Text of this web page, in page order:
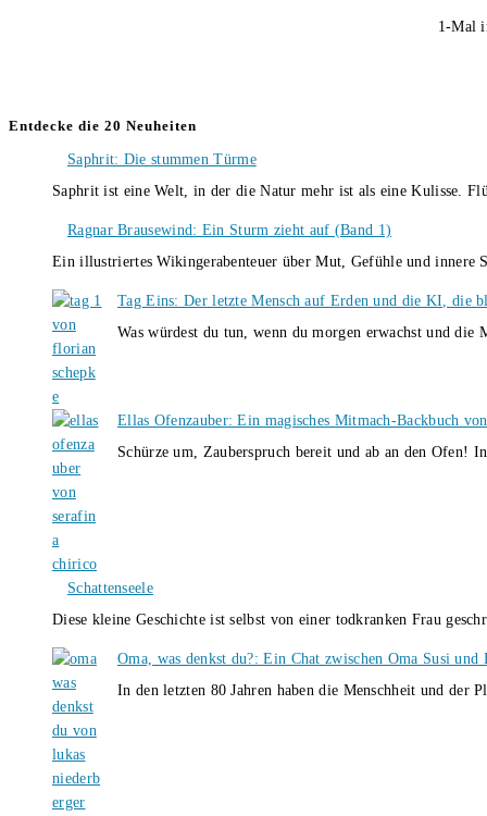
1-Mal
Entdecke die 20 Neuheiten
Saphrit: Die stummen Türme
Saphrit ist eine Welt, in der die Natur mehr ist als eine Kulisse.
Ragnar Brausewind: Ein Sturm zieht auf (Band 1)
Ein illustriertes Wikingerabenteuer über Mut, Gefühle und
Tag Eins: Der letzte Mensch auf Erden und die KI, die
Was würdest du tun, wenn du morgen erwachst und
Ellas Ofenzauber: Ein magisches Mitmach-Backbuch
Schürze um, Zauberspruch bereit und ab an den Ofen!
Schattenseele
Diese kleine Geschichte ist selbst von einer todkranken Frau
Oma, was denkst du?: Ein Chat zwischen Oma Susi
In den letzten 80 Jahren haben die Menschheit und